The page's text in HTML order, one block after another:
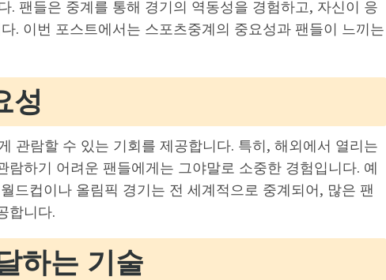
. 팬들은 중계를 통해 경기의 역동성을 경험하고, 자신이 응
. 이번 포스트에서는 스포츠중계의 중요성과 팬들이 느끼는
성
관람할 수 있는 기회를 제공합니다. 특히, 해외에서 열리는
람하기 어려운 팬들에게는 그야말로 소중한 경험입니다. 예
드컵이나 올림픽 경기는 전 세계적으로 중계되어, 많은 팬
합니다.
하는 기술